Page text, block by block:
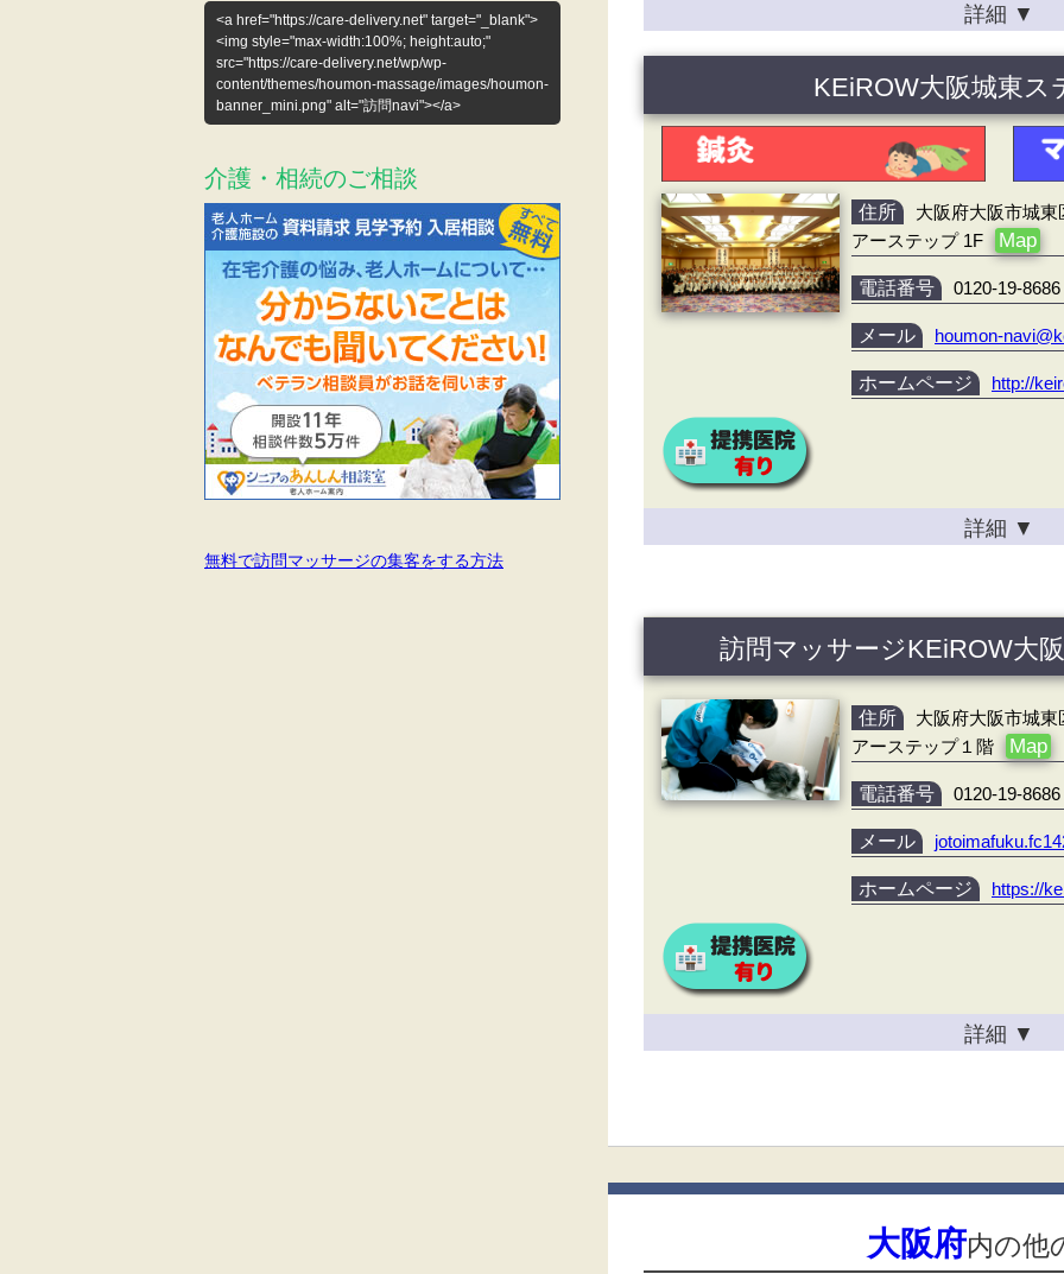
詳細 ▼
KEiROW大阪城東ス
住所
大阪府大阪市城
アーステップ 1F
Map
電話番号 0120-19-8686
メール houmon-
ホームページ http://
詳細 ▼
訪問マッサージKEiROW大
住所
大阪府大阪市城
アーステップ１階
Map
電話番号 0120-19-8686
メール
ホームページ https://
詳細 ▼
大阪府内の他
<a href="https://care-delivery.net" target="_blank">
<img style="max-width:100%; height:auto;"
src="https://care-delivery.net/wp/wp-
content/themes/houmon-massage/images/houmon-
banner_mini.png" alt="訪問navi"></a>
介護・相続のご相談
無料で訪問マッサージの集客をする方法